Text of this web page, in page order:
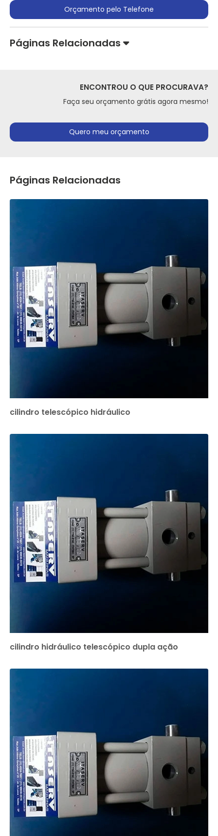
Orçamento pelo Telefone
Páginas Relacionadas
ENCONTROU O QUE PROCURAVA?
Faça seu orçamento grátis agora mesmo!
Quero meu orçamento
Páginas Relacionadas
cilindro telescópico hidráulico
cilindro hidráulico telescópico dupla ação